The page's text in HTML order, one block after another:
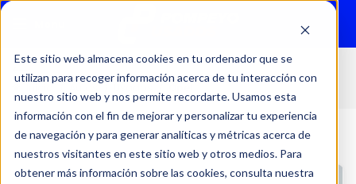
Este sitio web almacena cookies en tu ordenador que se
utilizan para recoger información acerca de tu interacción con
nuestro sitio web y nos permite recordarte. Usamos esta
información con el fin de mejorar y personalizar tu experiencia
de navegación y para generar analíticas y métricas acerca de
nuestros visitantes en este sitio web y otros medios. Para
obtener más información sobre las cookies, consulta nuestra
Inicio Autos